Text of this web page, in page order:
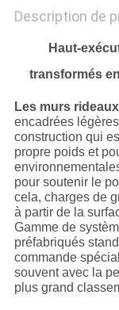
Description de
Haut-
transformés
Les murs
encadrées
construction qui
propre poids et
pour soutenir le
cela, charges de
à partir de la
Gamme de
préfabriqués
commande
souvent avec la
plus grand